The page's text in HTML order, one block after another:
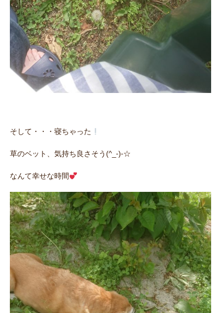
そして・・・寝ちゃった
草のベット、気持ち良さそう(^_-)-☆
なんて幸せな時間